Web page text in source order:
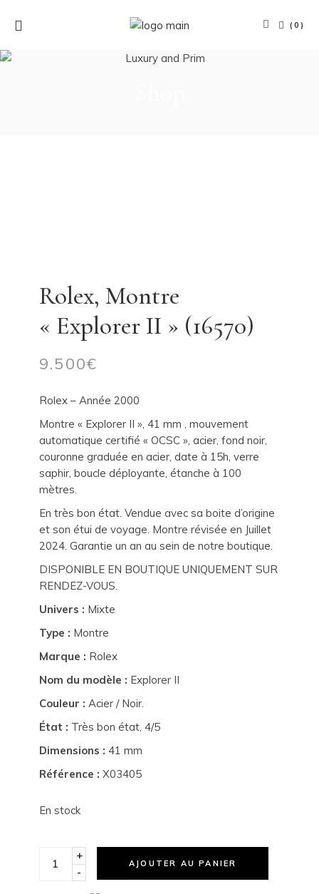
(0)
Rolex, Montre
« Explorer II » (16570)
9.500€
Rolex – Année 2000
Montre « Explorer II », 41 mm , mouvement
automatique certifié « OCSC », acier, fond noir,
couronne graduée en acier, date à 15h, verre
saphir, boucle déployante, étanche à 100
mètres.
En très bon état. Vendue avec sa boite d’origine
et son étui de voyage. Montre révisée en Juillet
2024. Garantie un an au sein de notre boutique.
DISPONIBLE EN BOUTIQUE UNIQUEMENT SUR
RENDEZ-VOUS.
Univers : Mixte
Type : Montre
Marque : Rolex
Nom du modèle : Explorer II
Couleur : Acier / Noir.
État : Très bon état, 4/5
Dimensions : 41 mm
Référence : X03405
En stock
-
+
AJOUTER AU PANIER